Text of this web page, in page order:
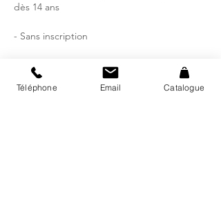
dès 14 ans
- Sans inscription
Heure et lieu
Téléphone Email Catalogue